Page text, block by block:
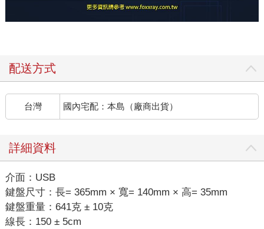
配送方式
台灣 國內宅配：本島（廠商出貨）
詳細資料
介面：USB
鍵盤尺寸：長= 365mm × 寬= 140mm × 高= 35mm
鍵盤重量：641克 ± 10克
線長：150 ± 5cm